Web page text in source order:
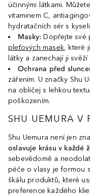
účinnými látkami.
vitaminem C,
hydratačních sér s
Masky: Dopřejte své
pleťových masek, které
látky a zanechají ji
Ochrana před
zářením. U značky Shu
na obličej s lehkou
poškozením.
SHU UEMURA V
Shu Uemura není jen
oslavuje krásu v každé
sebevědomě a
péče o vlasy je formou
škálu produktů, které
preference každého